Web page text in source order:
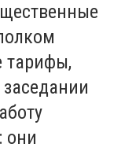
тарифы,
они